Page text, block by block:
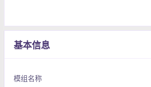
基本信息
模组名称